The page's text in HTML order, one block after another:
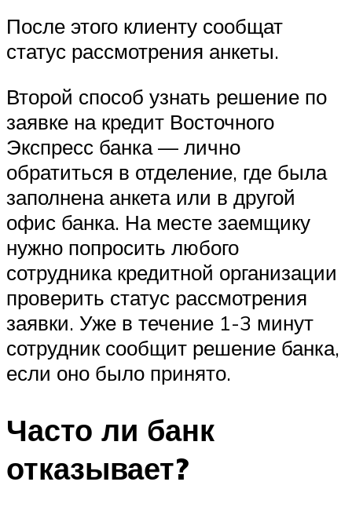
После этого клиенту сообщат
статус рассмотрения анкеты.
Второй способ узнать решение по
заявке на кредит Восточного
Экспресс банка — лично
обратиться в отделение, где была
заполнена анкета или в другой
офис банка. На месте заемщику
нужно попросить любого
сотрудника кредитной организации
проверить статус рассмотрения
заявки. Уже в течение 1-3 минут
сотрудник сообщит решение банка,
если оно было принято.
Часто ли банк
отказывает?